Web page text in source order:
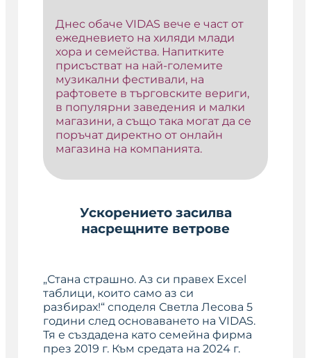
Днес обаче VIDAS вече е част от
ежедневието на хиляди млади
хора и семейства. Напитките
присъстват на най-големите
музикални фестивали, на
рафтовете в търговските вериги,
в популярни заведения и малки
магазини, а също така могат да се
поръчат директно от онлайн
магазина на компанията.
Ускорението засилва
насрещните ветрове
„Стана страшно. Аз си правех Excel
таблици, които само аз си
разбирах!“ споделя Светла Лесова 5
години след основаването на VIDAS.
Тя е създадена като семейна фирма
през 2019 г. Към средата на 2024 г.